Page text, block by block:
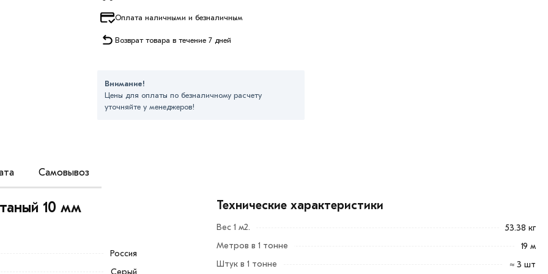
Оплата наличными и безналичным
Возврат товара в течение 7 дней
Внимание!
Цены для оплаты по безналичному расчету
уточняйте у менеджеров!
Самовывоз
уникальные заготовки профильного или
и сварных конструкций, в частности
пластичность, а также
10 мм
Россия
Серый
Технические характеристики
Вес 1 м2.
53.38 кг
Метров в 1 тонне
19 м
Штук в 1 тонне
≈ 3 шт